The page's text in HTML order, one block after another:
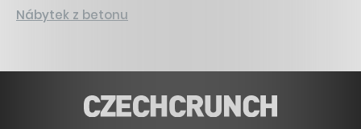
Nábytek z betonu